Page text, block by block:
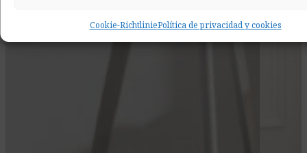
Cookie-RichtliniePolítica de privacidad y cookies